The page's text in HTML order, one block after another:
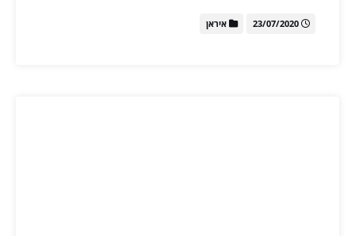
23/07/2020 איראן